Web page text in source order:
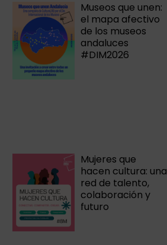
Museos que unen:
el mapa afectivo
de los museos
andaluces
#DIM2026
Mujeres que
hacen cultura: una
red de talento,
colaboración y
futuro